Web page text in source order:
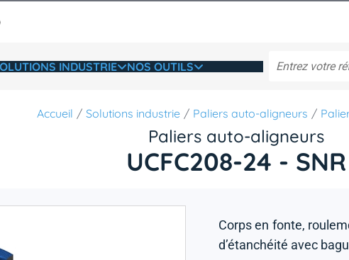
INDUSTRIE NOS OUTILS
Accueil Solutions industrie Paliers auto-aligneurs
Paliers auto-aligneurs
UCFC208-24 - SNR
Corps en fonte,
d’étanchéité avec